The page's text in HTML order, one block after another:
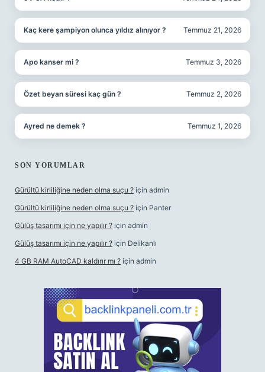
Kaç kere şampiyon olunca yıldız alınıyor ? Temmuz 21, 2026
Apo kanser mi ? Temmuz 3, 2026
Özet beyan süresi kaç gün ? Temmuz 2, 2026
Ayred ne demek ? Temmuz 1, 2026
SON YORUMLAR
Gürültü kirliliğine neden olma suçu ? için admin
Gürültü kirliliğine neden olma suçu ? için Panter
Gülüş tasarımı için ne yapılır ? için admin
Gülüş tasarımı için ne yapılır ? için Delikanlı
4 GB RAM AutoCAD kaldırır mı ? için admin